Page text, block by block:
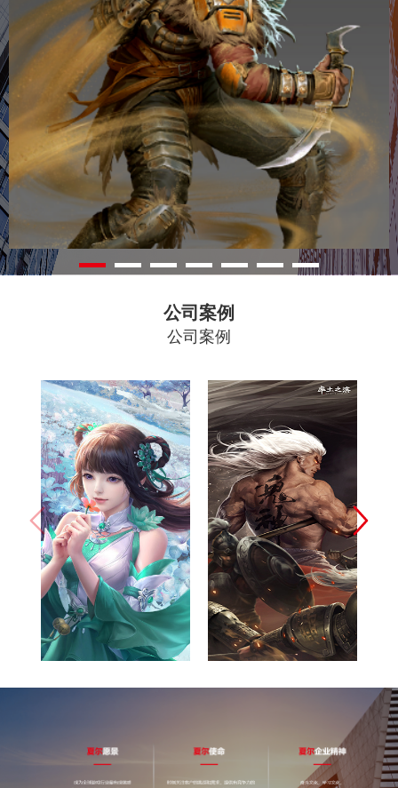
公司案例
公司案例
诛仙
完美世界(北
京)网络技术
有限公司
滨
网易（杭州）
科技有限公司